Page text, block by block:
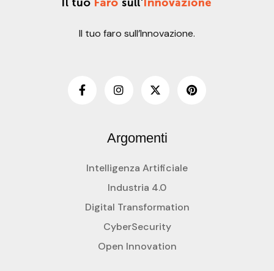
Il tuo faro sull’Innovazione.
Argomenti
Intelligenza Artificiale
Industria 4.0
Digital Transformation
CyberSecurity
Open Innovation